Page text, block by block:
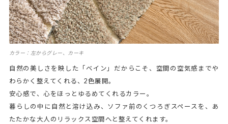
カラー：左からグレー、カーキ
自然の美しさを映した「ベイン」だからこそ、空間の空気感までや
わらかく整えてくれる、2色展開。
安心感で、心をほっとゆるめてくれるカラー。
暮らしの中に自然と溶け込み、ソファ前のくつろぎスペースを、あ
たたかな大人のリラックス空間へと整えてくれます。